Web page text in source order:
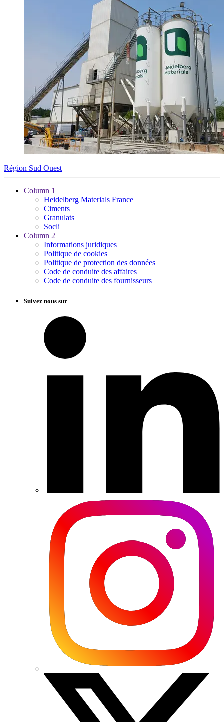
Région Sud Ouest
Column 1
Heidelberg Materials France
Ciments
Granulats
Socli
Column 2
Informations juridiques
Politique de cookies
Politique de protection des données
Code de conduite des affaires
Code de conduite des fournisseurs
Suivez nous sur